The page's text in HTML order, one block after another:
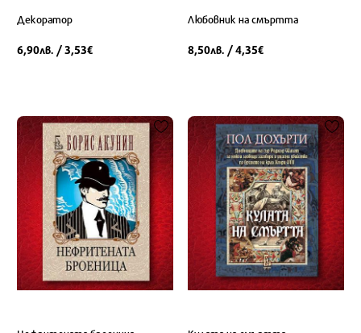
Декоратор
6,90лв. / 3,53€
Любовник на смъртта
8,50лв. / 4,35€